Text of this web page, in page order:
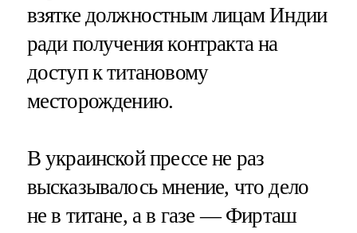
взятке должностным лицам Индии
ради получения контракта на
доступ к титановому
месторождению.
В украинской прессе не раз
высказывалось мнение, что дело
не в титане, а в газе — Фирташ